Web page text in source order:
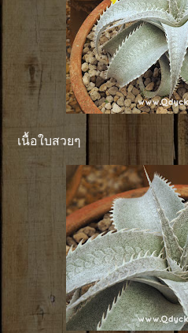
เนื้อใบสวยๆ